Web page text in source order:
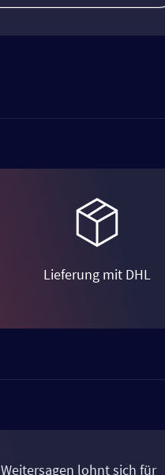
Lieferung mit DHL
Weitersagen lohnt sich für